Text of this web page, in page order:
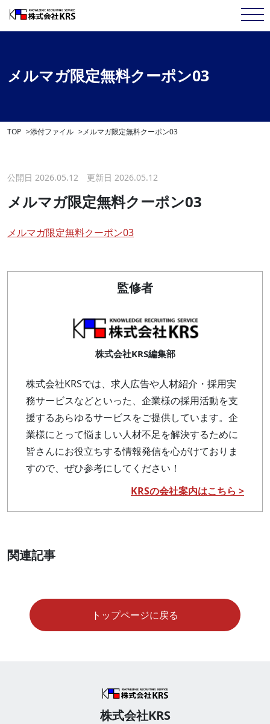
メルマガ限定無料クーポン03
TOP 添付ファイル メルマガ限定無料クーポン03
公開日 2026.05.12 更新日 2026.05.12
メルマガ限定無料クーポン03
メルマガ限定無料クーポン03
監修者
株式会社KRS編集部
株式会社KRSでは、求人広告や人材紹介・採用実
務サービスなどといった、企業様の採用活動を支
援するあらゆるサービスをご提供しています。企
業様にとって悩ましい人材不足を解決するために
皆さんにお役立ちする情報発信を心がけておりま
すので、ぜひ参考にしてください！
KRSの会社案内はこちら >
関連記事
トップページに戻る
株式会社KRS